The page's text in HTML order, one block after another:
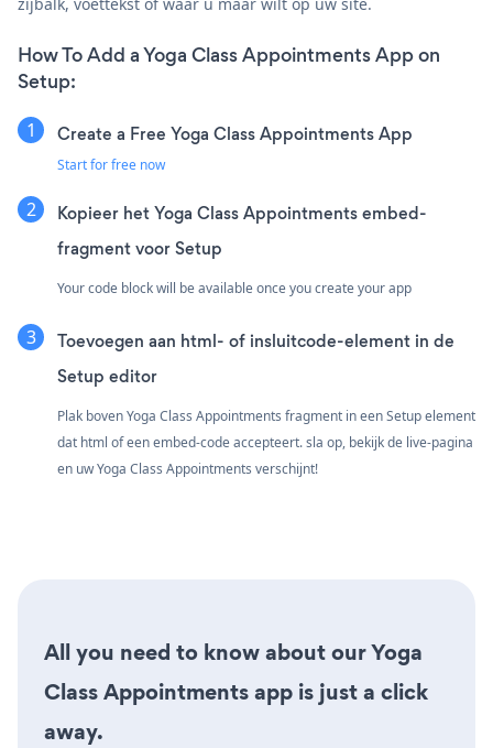
How To Add a Yoga Class Appointments App on
Setup:
Create a Free Yoga Class Appointments App
Start for free now
Kopieer het Yoga Class Appointments embed-
fragment voor Setup
Your code block will be available once you create your app
Toevoegen aan html- of insluitcode-element in de
Setup editor
Plak boven Yoga Class Appointments fragment in een Setup element
dat html of een embed-code accepteert. sla op, bekijk de live-pagina
en uw Yoga Class Appointments verschijnt!
All you need to know about our Yoga
Class Appointments app is just a click
away.